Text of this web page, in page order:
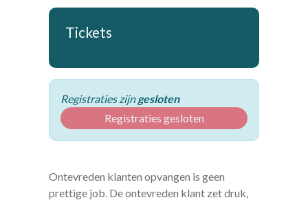
Tickets
Registraties zijngesloten
Registraties gesloten
Ontevreden klanten opvangen is geen
prettige job. De ontevreden klant zet druk,